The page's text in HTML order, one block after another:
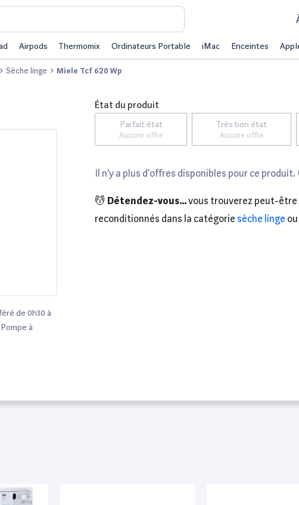
Airpods Thermomix Ordinateurs Portable iMac Enceintes
Sèche linge Miele Tcf 620 Wp
de 0h30 à
à
État du produit
Parfait état
Aucune offre
Très bon état
Aucune offre
Il n'y a plus d'offres disponibles pour ce produit.
💆 Détendez-vous...vous trouverez peut-être
reconditionnés dans la catégorie sèche linge